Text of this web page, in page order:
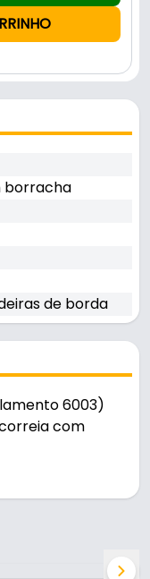
borracha
de borda
6003)
com